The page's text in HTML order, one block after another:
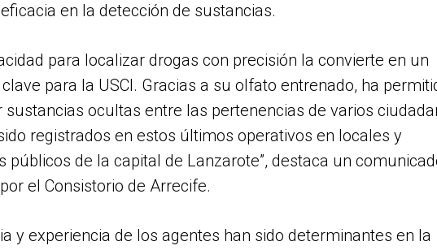
en la detección de sustancias.
para localizar drogas con precisión la convierte en un
para la USCI. Gracias a su olfato entrenado, ha
sustancias ocultas entre las pertenencias de varios
registrados en estos últimos operativos en locales y
públicos de la capital de Lanzarote”, destaca un
el Consistorio de Arrecife.
y experiencia de los agentes han sido determinantes en la